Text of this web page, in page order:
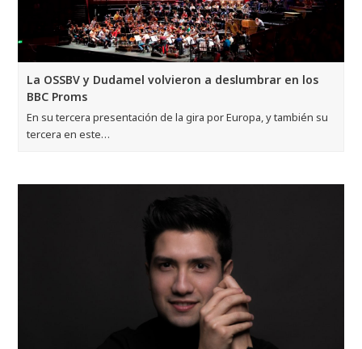
La OSSBV y Dudamel volvieron a deslumbrar en los
BBC Proms
En su tercera presentación de la gira por Europa, y también su
tercera en este…